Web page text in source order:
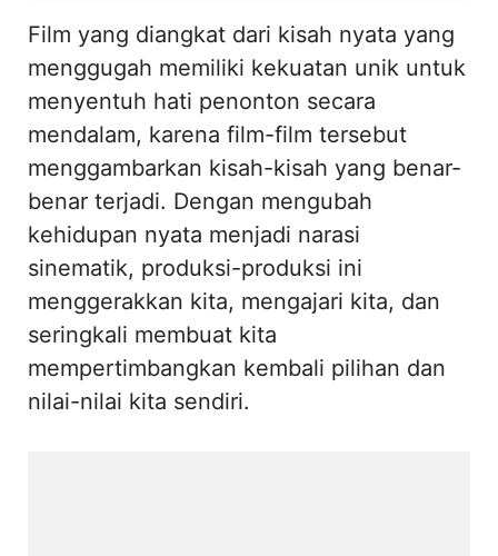
Film yang diangkat dari kisah nyata yang
menggugah memiliki kekuatan unik untuk
menyentuh hati penonton secara
mendalam, karena film-film tersebut
menggambarkan kisah-kisah yang benar-
benar terjadi. Dengan mengubah
kehidupan nyata menjadi narasi
sinematik, produksi-produksi ini
menggerakkan kita, mengajari kita, dan
seringkali membuat kita
mempertimbangkan kembali pilihan dan
nilai-nilai kita sendiri.